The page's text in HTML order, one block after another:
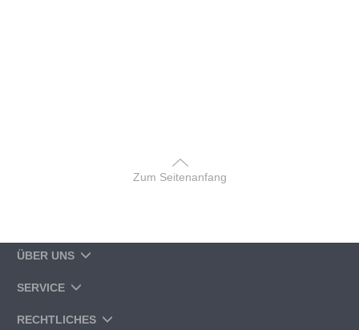
Zum Seitenanfang
ÜBER UNS
SERVICE
RECHTLICHES